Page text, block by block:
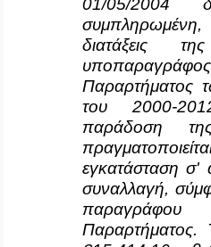
01/05/2004
συμπληρωμένη,
διατάξεις
Παραρτήματος
του 2000-
παράδοση
εγκατάσταση σ'
συναλλαγή,